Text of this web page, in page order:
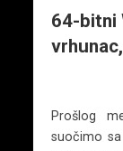
64-bitni
Prošlog
suočimo